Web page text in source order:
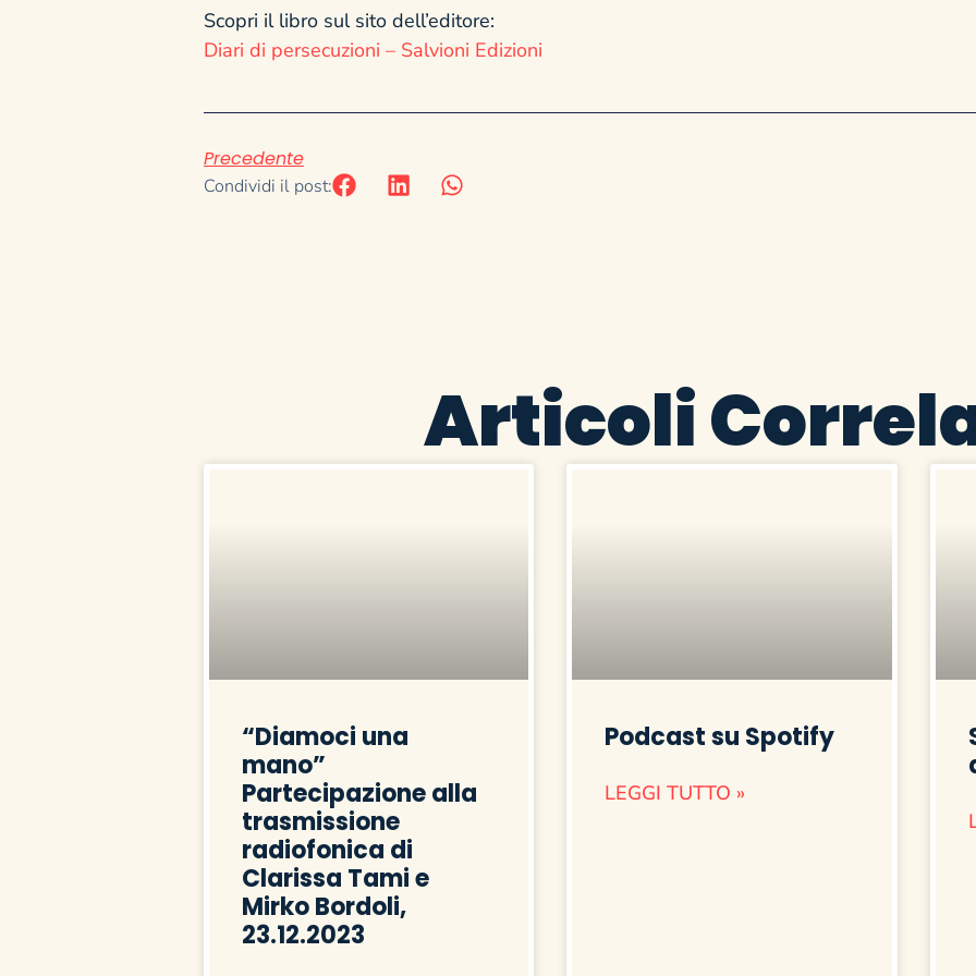
Scopri il libro sul sito dell’editore:
Diari di persecuzioni – Salvioni Edizioni
Precedente
Condividi il post:
Articoli
“Diamoci una
mano”
Partecipazione alla
trasmissione
radiofonica di
Clarissa Tami e
Mirko Bordoli,
23.12.2023
Podcast su Spotify
LEGGI TUTTO »